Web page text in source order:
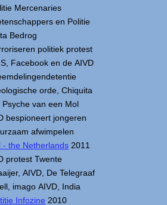
Mercenaries
en Politie
Bedrog
politiek protest
Facebook en de AIVD
orde, Chiquita
Psyche van een Mol
bespioneert jongeren
afwimpelen
- the Netherlands 2011
protest Twente
AIVD, De Telegraaf
imago AIVD, India
Infozine 2010